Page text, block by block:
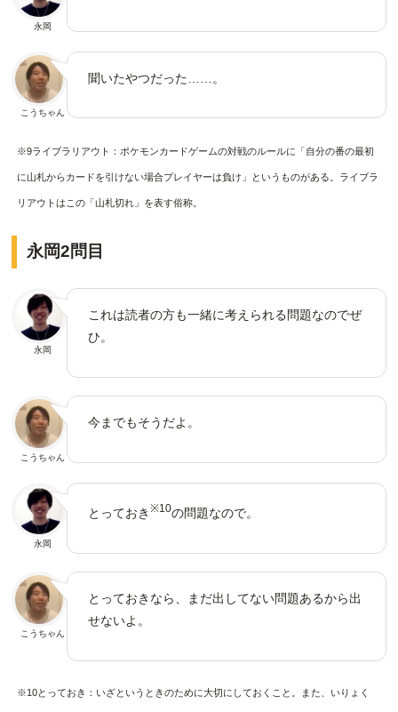
永岡
こうちゃん
聞いたやつだった……。
※9ライブラリアウト：ポケモンカードゲームの対戦のルールに「自分の番の最初
に山札からカードを引けない場合プレイヤーは負け」というものがある。ライブラ
リアウトはこの「山札切れ」を表す俗称。
永岡2問目
永岡
これは読者の方も一緒に考えられる問題なのでぜ
ひ。
こうちゃん
今までもそうだよ。
永岡
とっておき ※10の問題なので。
こうちゃん
とっておきなら、まだ出してない問題あるから出
せないよ。
※10とっておき：いざというときのために大切にしておくこと。また、いりょく